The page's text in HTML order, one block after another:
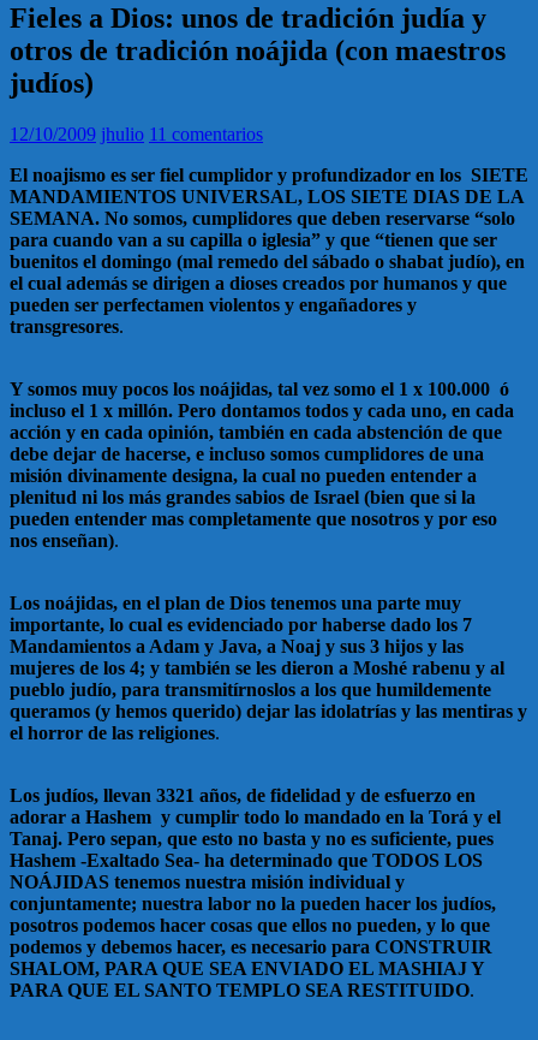
Fieles a Dios: unos de tradición judía y
otros de tradición noájida (con maestros
judíos)
12/10/2009 jhulio 11 comentarios
El noajismo es ser fiel cumplidor y profundizador en los SIETE
MANDAMIENTOS UNIVERSAL, LOS SIETE DIAS DE LA
SEMANA. No somos, cumplidores que deben reservarse “solo
para cuando van a su capilla o iglesia” y que “tienen que ser
buenitos el domingo (mal remedo del sábado o shabat judío), en
el cual además se dirigen a dioses creados por humanos y que
pueden ser perfectamen violentos y engañadores y
transgresores.
Y somos muy pocos los noájidas, tal vez somo el 1 x 100.000 ó
incluso el 1 x millón. Pero dontamos todos y cada uno, en cada
acción y en cada opinión, también en cada abstención de que
debe dejar de hacerse, e incluso somos cumplidores de una
misión divinamente designa, la cual no pueden entender a
plenitud ni los más grandes sabios de Israel (bien que si la
pueden entender mas completamente que nosotros y por eso
nos enseñan).
Los noájidas, en el plan de Dios tenemos una parte muy
importante, lo cual es evidenciado por haberse dado los 7
Mandamientos a Adam y Java, a Noaj y sus 3 hijos y las
mujeres de los 4; y también se les dieron a Moshé rabenu y al
pueblo judío, para transmitírnoslos a los que humildemente
queramos (y hemos querido) dejar las idolatrías y las mentiras y
el horror de las religiones.
Los judíos, llevan 3321 años, de fidelidad y de esfuerzo en
adorar a Hashem y cumplir todo lo mandado en la Torá y el
Tanaj. Pero sepan, que esto no basta y no es suficiente, pues
Hashem -Exaltado Sea- ha determinado que TODOS LOS
NOÁJIDAS tenemos nuestra misión individual y
conjuntamente; nuestra labor no la pueden hacer los judíos,
posotros podemos hacer cosas que ellos no pueden, y lo que
podemos y debemos hacer, es necesario para CONSTRUIR
SHALOM, PARA QUE SEA ENVIADO EL MASHIAJ Y
PARA QUE EL SANTO TEMPLO SEA RESTITUIDO.